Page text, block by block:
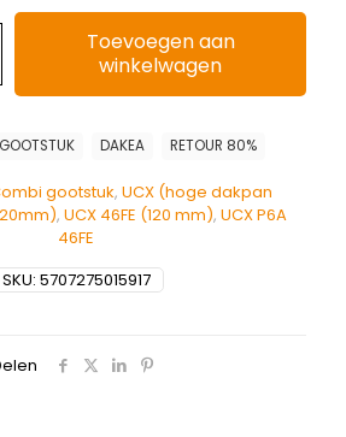
Toevoegen aan
winkelwagen
SKU: 5707275015917
gootstuk, UCX (hoge dakpan
, UCX 46FE (120 mm), UCX P6A
46FE
DAKEA RETOUR 80%